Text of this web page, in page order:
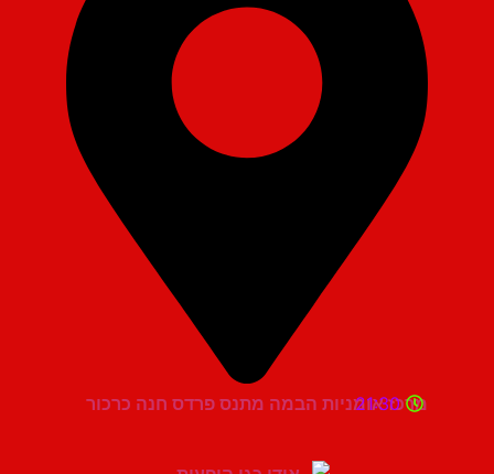
מרכז אומניות הבמה מתנס פרדס חנה כרכור
21:30